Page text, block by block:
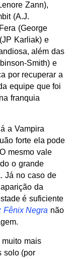
Zann),
(A.J.
(George
Karliak) e
além das
Smith) e
por recuperar a
equipe que foi
franquia
a Vampira
forte ela pode
mesmo vale
o grande
Já no caso de
da
é suficiente
Fênix Negra não
mais
solo (por